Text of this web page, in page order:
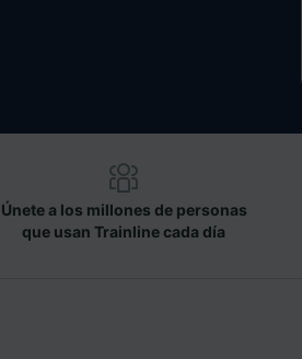
Únete a los millones de personas
que usan Trainline cada día